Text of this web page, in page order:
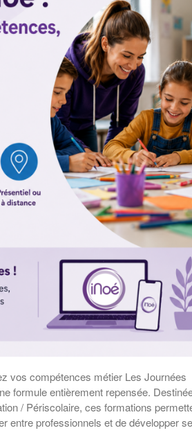
vos compétences métier Les Journées
formule entièrement repensée.
/ Périscolaire, ces formations
entre professionnels et de développer